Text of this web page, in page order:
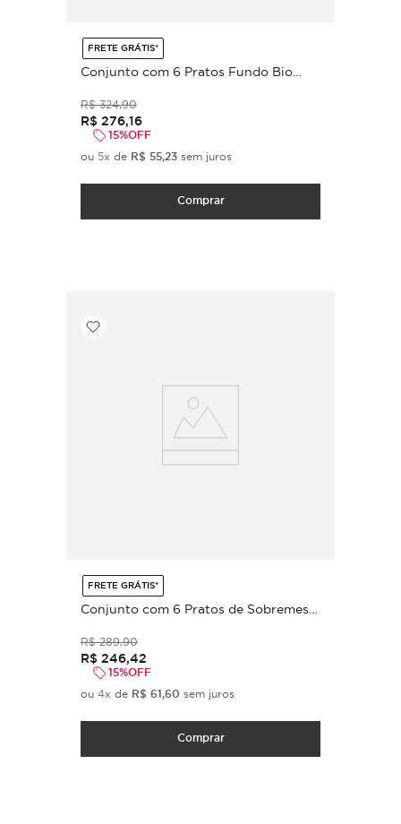
FRETE GRÁTIS*
Conjunto com 6 Pratos Fundo Bio
R$ 324,90
R$ 276,16
15%OFF
ou 5x de R$ 55,23 sem juros
Comprar
FRETE GRÁTIS*
Conjunto com 6 Pratos de Sobremesa
R$ 289,90
R$ 246,42
15%OFF
ou 4x de R$ 61,60 sem juros
Comprar